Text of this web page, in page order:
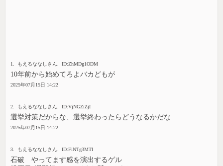
1. もえるななしさん. ID:ZhMDg1ODM
10年前から始めてろよバカどもが
2025年07月15日 14:22
2. もえるななしさん. ID:VjNGZiZjI
選挙対策だからな、選挙終わったらどうなるかだな
2025年07月15日 14:22
3. もえるななしさん. ID:FiNTg3MTI
石破 やってます感を演出するゲル